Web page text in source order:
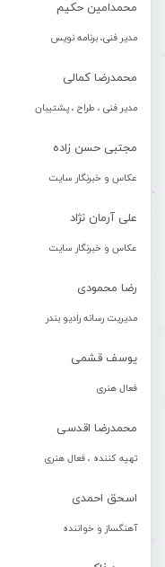
محمدامین حکیم
مدیر فنی، برنامه نویس
محمدرضا کمالی
مدیر فنی ، طراح ، پشتیبان
مجتبی حسن زاده
عکاس و خبرنگار سایت
علی آرمان نژاد
عکاس و خبرنگار سایت
رضا محمودی
مدیریت رسانه رادیو بندر
یوسف قشمی
فعال هنری
محمدرضا اقدسی
تهیه کننده ، فعال هنری
اسحق احمدی
آهنگساز و خواننده